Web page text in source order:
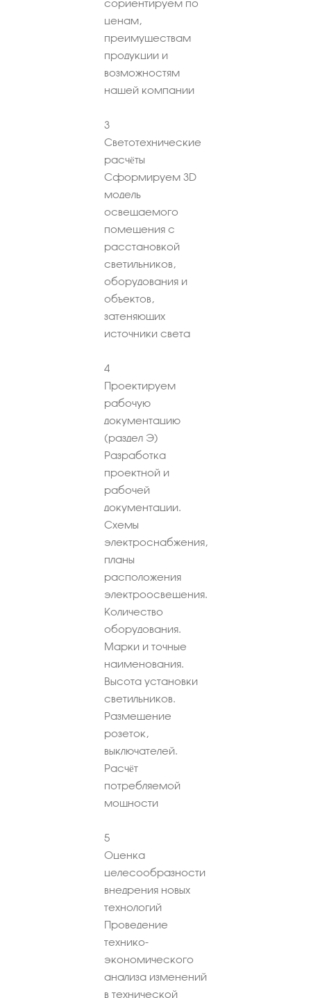
сориентируем по
ценам,
преимуществам
продукции и
возможностям
нашей компании
3
Светотехнические
расчёты
Сформируем 3D
модель
освещаемого
помещения с
расстановкой
светильников,
оборудования и
объектов,
затеняющих
источники света
4
Проектируем
рабочую
документацию
(раздел Э)
Разработка
проектной и
рабочей
документации.
Схемы
электроснабжения,
планы
расположения
электроосвещения.
Количество
оборудования.
Марки и точные
наименования.
Высота установки
светильников.
Размещение
розеток,
выключателей.
Расчёт
потребляемой
мощности
5
Оценка
целесообразности
внедрения новых
технологий
Проведение
технико-
экономического
анализа изменений
в технической